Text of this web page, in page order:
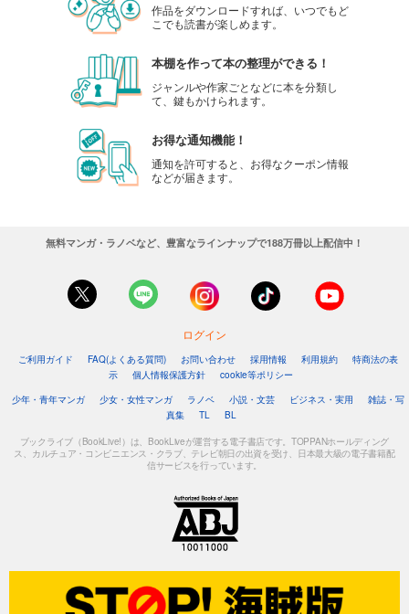
作品をダウンロードすれば、いつでもど
こでも読書が楽しめます。
本棚を作って本の整理ができる！
ジャンルや作家ごとなどに本を分類し
て、鍵もかけられます。
お得な通知機能！
通知を許可すると、お得なクーポン情報
などが届きます。
無料マンガ・ラノベなど、豊富なラインナップで188万冊以上配信中！
ログイン
ご利用ガイド FAQ(よくある質問) お問い合わせ 採用情報 利用規約
特商法の表
示
個人情報保護方針
cookie等ポリシー
少年・青年マンガ
少女・女性マンガ ラノベ 小説・文芸 ビジネス・実用
雑誌・写
真集
TL BL
ブックライブ（BookLive!）は、BookLiveが運営する電子書店です。TOPPANホールディング
ス、カルチュア・コンビニエンス・クラブ、テレビ朝日の出資を受け、日本最大級の電子書籍配
信サービスを行っています。